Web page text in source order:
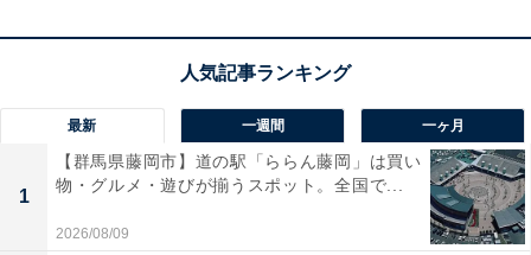
すっきり収まる」と大好評。一方で、「36Vのマルチボ
業をこなしたい人や、純正品の安心感を求める人は、購
入を検討してみてもよいかもしれません。
最新 一週間 一ヶ月
1
【群馬県藤岡市】道の駅「ららん藤岡」は買い
物・グルメ・遊びが揃うスポット。全国で...
2026/08/09